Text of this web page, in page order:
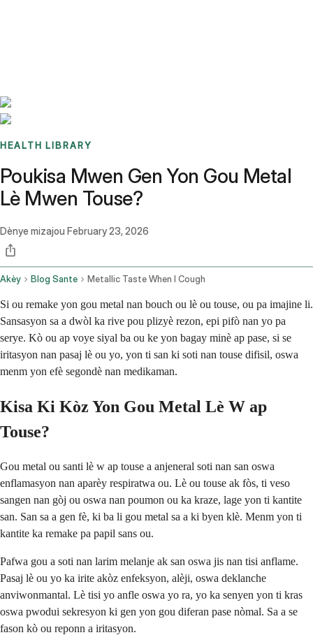
HEALTH LIBRARY
Poukisa Mwen Gen Yon Gou Metal
Lè Mwen Touse?
Dènye mizajou February 23, 2026
Akèy Blog Sante Metallic Taste When I Cough
Si ou remake yon gou metal nan bouch ou lè ou touse, ou pa imajine li.
Sansasyon sa a dwòl ka rive pou plizyè rezon, epi pifò nan yo pa
serye. Kò ou ap voye siyal ba ou ke yon bagay minè ap pase, si se
iritasyon nan pasaj lè ou yo, yon ti san ki soti nan touse difisil, oswa
menm yon efè segondè nan medikaman.
Kisa Ki Kòz Yon Gou Metal Lè W ap
Touse?
Gou metal ou santi lè w ap touse a anjeneral soti nan san oswa
enflamasyon nan aparèy respiratwa ou. Lè ou touse ak fòs, ti veso
sangen nan gòj ou oswa nan poumon ou ka kraze, lage yon ti kantite
san. San sa a gen fè, ki ba li gou metal sa a ki byen klè. Menm yon ti
kantite ka remake pa papil sans ou.
Pafwa gou a soti nan larim melanje ak san oswa jis nan tisi anflame.
Pasaj lè ou yo ka irite akòz enfeksyon, alèji, oswa deklanche
anviwonmantal. Lè tisi yo anfle oswa yo ra, yo ka senyen yon ti kras
oswa pwodui sekresyon ki gen yon gou diferan pase nòmal. Sa a se
fason kò ou reponn a iritasyon.